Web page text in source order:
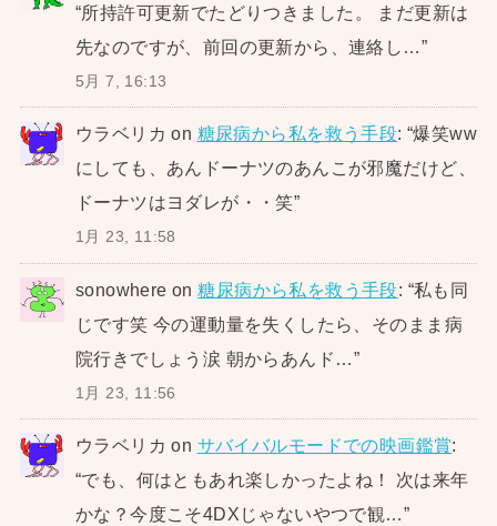
“所持許可更新でたどりつきました。 まだ更新は
先なのですが、前回の更新から、連絡し…”
5月 7, 16:13
ウラベリカ on 糖尿病から私を救う手段: “爆笑ww
にしても、あんドーナツのあんこが邪魔だけど、
ドーナツはヨダレが・・笑”
1月 23, 11:58
sonowhere on糖尿病から私を救う手段: “私も同
じです笑 今の運動量を失くしたら、そのまま病
院行きでしょう涙 朝からあんド…”
1月 23, 11:56
ウラベリカ on サバイバルモードでの映画鑑賞:
“でも、何はともあれ楽しかったよね！ 次は来年
かな？今度こそ4DXじゃないやつで観…”